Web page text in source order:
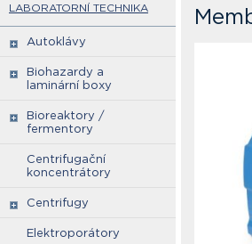
LABORATORNÍ TECHNIKA
Autoklávy
Biohazardy a
laminární boxy
Bioreaktory /
fermentory
Centrifugační
koncentrátory
Centrifugy
Elektroporátory